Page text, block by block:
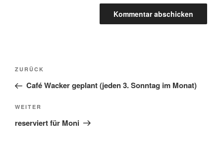
Beitragsnavigation
Vorheriger
Beitrag
ZURÜCK
Café Wacker geplant (jeden 3. Sonntag im Monat)
Nächster
Beitrag
WEITER
reserviert für Moni